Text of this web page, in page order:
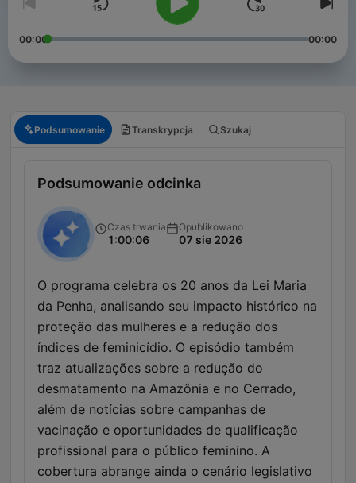
00:00 00:00
Podsumowanie Transkrypcja Szukaj
Podsumowanie odcinka
Czas trwania
1:00:06
Opublikowano
07 sie 2026
O programa celebra os 20 anos da Lei Maria
da Penha, analisando seu impacto histórico na
proteção das mulheres e a redução dos
índices de feminicídio. O episódio também
traz atualizações sobre a redução do
desmatamento na Amazônia e no Cerrado,
além de notícias sobre campanhas de
vacinação e oportunidades de qualificação
profissional para o público feminino. A
cobertura abrange ainda o cenário legislativo